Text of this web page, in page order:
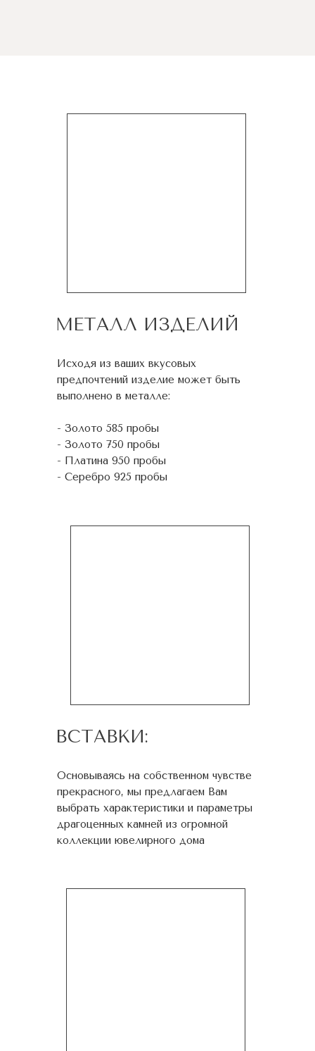
МЕТАЛЛ ИЗДЕЛИЙ
Исходя из ваших вкусовых
предпочтений изделие может быть
выполнено в металле:
- Золото 585 пробы
- Золото 750 пробы
- Платина 950 пробы
- Серебро 925 пробы
ВСТАВКИ:
Основываясь на собственном чувстве
прекрасного, мы предлагаем Вам
выбрать характеристики и параметры
драгоценных камней из огромной
коллекции ювелирного дома